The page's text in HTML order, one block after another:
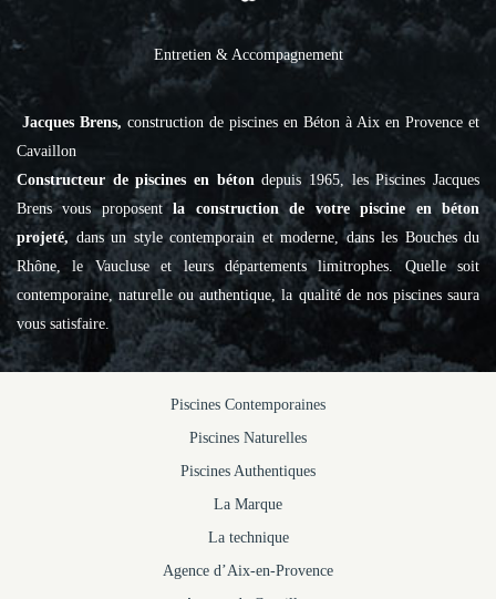
Entretien & Accompagnement
Jacques Brens, construction de piscines en Béton à Aix en Provence et
Cavaillon
Constructeur de piscines en bétondepuis 1965, les Piscines Jacques
Brens vous proposentla construction de votre piscine en béton
projeté, dans un style contemporain et moderne, dans les Bouches du
Rhône, le Vaucluse et leurs départements limitrophes. Quelle soit
contemporaine, naturelle ou authentique, la qualité de nos piscines saura
vous satisfaire.
Piscines Contemporaines
Piscines Naturelles
Piscines Authentiques
La Marque
La technique
Agence d’Aix-en-Provence